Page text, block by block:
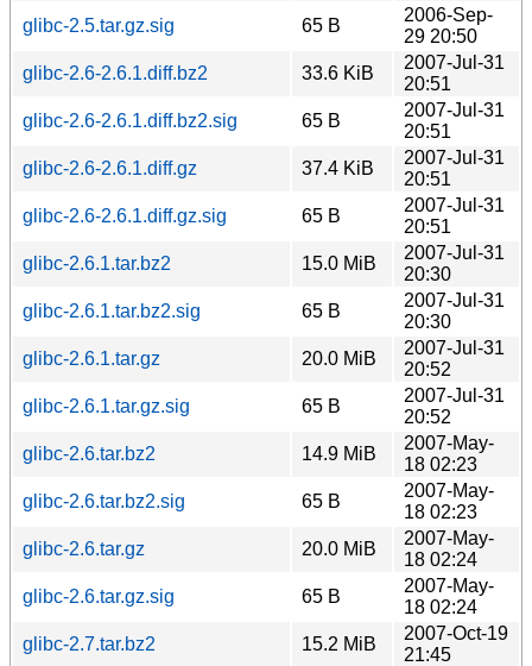
glibc-2.5.tar.gz.sig
65 B
2006-Sep-
29 20:50
glibc-2.6-2.6.1.diff.bz2
33.6 KiB
2007-Jul-31
20:51
glibc-2.6-2.6.1.diff.bz2.sig
65 B
2007-Jul-31
20:51
glibc-2.6-2.6.1.diff.gz
37.4 KiB
2007-Jul-31
20:51
glibc-2.6-2.6.1.diff.gz.sig
65 B
2007-Jul-31
20:51
glibc-2.6.1.tar.bz2
15.0 MiB
2007-Jul-31
20:30
glibc-2.6.1.tar.bz2.sig
65 B
2007-Jul-31
20:30
glibc-2.6.1.tar.gz
20.0 MiB
2007-Jul-31
20:52
glibc-2.6.1.tar.gz.sig
65 B
2007-Jul-31
20:52
glibc-2.6.tar.bz2
14.9 MiB
2007-May-
18 02:23
glibc-2.6.tar.bz2.sig
65 B
2007-May-
18 02:23
glibc-2.6.tar.gz
20.0 MiB
2007-May-
18 02:24
glibc-2.6.tar.gz.sig
65 B
2007-May-
18 02:24
glibc-2.7.tar.bz2
15.2 MiB
2007-Oct-19
21:45